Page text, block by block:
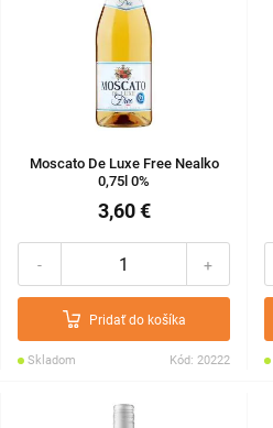
Moscato De Luxe Free Nealko
0,75l 0%
3,60 €
- +
Pridať do košíka
Skladom Kód: 20222